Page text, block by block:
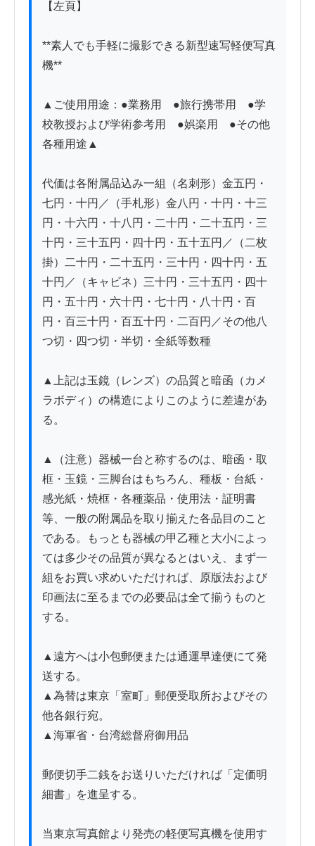
【左頁】
**素人でも手軽に撮影できる新型速写軽便写真
機**
▲ご使用用途：●業務用　●旅行携帯用　●学
校教授および学術参考用　●娯楽用　●その他
各種用途▲
代価は各附属品込み一組（名刺形）金五円・
七円・十円／（手札形）金八円・十円・十三
円・十六円・十八円・二十円・二十五円・三
十円・三十五円・四十円・五十五円／（二枚
掛）二十円・二十五円・三十円・四十円・五
十円／（キャビネ）三十円・三十五円・四十
円・五十円・六十円・七十円・八十円・百
円・百三十円・百五十円・二百円／その他八
つ切・四つ切・半切・全紙等数種
▲上記は玉鏡（レンズ）の品質と暗函（カメ
ラボディ）の構造によりこのように差違があ
る。
▲（注意）器械一台と称するのは、暗函・取
框・玉鏡・三脚台はもちろん、種板・台紙・
感光紙・焼框・各種薬品・使用法・証明書
等、一般の附属品を取り揃えた各品目のこと
である。もっとも器械の甲乙種と大小によっ
ては多少その品質が異なるとはいえ、まず一
組をお買い求めいただければ、原版法および
印画法に至るまでの必要品は全て揃うものと
する。
▲遠方へは小包郵便または通運早達便にて発
送する。
▲為替は東京「室町」郵便受取所およびその
他各銀行宛。
▲海軍省・台湾総督府御用品
郵便切手二銭をお送りいただければ「定価明
細書」を進呈する。
当東京写真館より発売の軽便写真機を使用す